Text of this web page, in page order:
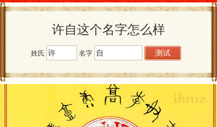
许自这个名字怎么样
姓氏 名字